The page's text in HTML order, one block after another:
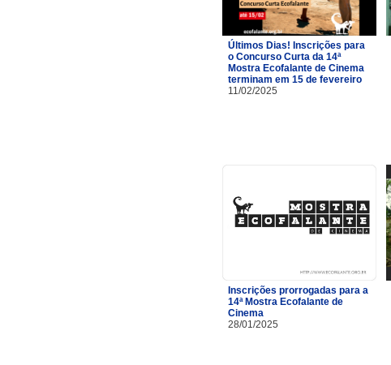
Últimos Dias! Inscrições para
o Concurso Curta da 14ª
Mostra Ecofalante de Cinema
terminam em 15 de fevereiro
11/02/2025
Inscrições prorrogadas para a
14ª Mostra Ecofalante de
Cinema
28/01/2025